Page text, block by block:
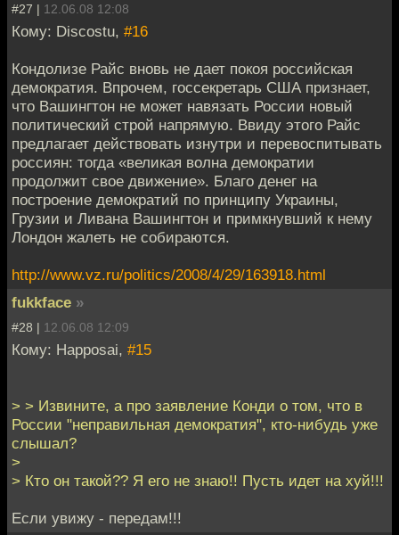
#27 | 12.06.08 12:08
Кому: Discostu, #16
Кондолизе Райс вновь не дает покоя российская
демократия. Впрочем, госсекретарь США признает,
что Вашингтон не может навязать России новый
политический строй напрямую. Ввиду этого Райс
предлагает действовать изнутри и перевоспитывать
россиян: тогда «великая волна демократии
продолжит свое движение». Благо денег на
построение демократий по принципу Украины,
Грузии и Ливана Вашингтон и примкнувший к нему
Лондон жалеть не собираются.
http://www.vz.ru/politics/2008/4/29/163918.html
fukkface »
#28 | 12.06.08 12:09
Кому: Happosai, #15
> > Извините, а про заявление Конди о том, что в
России "неправильная демократия", кто-нибудь уже
слышал?
>
> Кто он такой?? Я его не знаю!! Пусть идет на хуй!!!
Если увижу - передам!!!